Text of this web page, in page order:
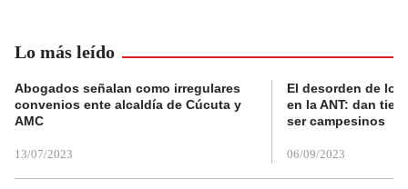
Lo más leído
Abogados señalan como irregulares
convenios ente alcaldía de Cúcuta y
AMC
13/07/2023
El desorden de
en la ANT: dan
ser campesinos
06/09/2023